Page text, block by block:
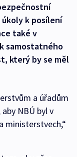
k posílení
také v
samostatného
který by se měl
a úřadům
NBÚ byl v
ministerstvech,“